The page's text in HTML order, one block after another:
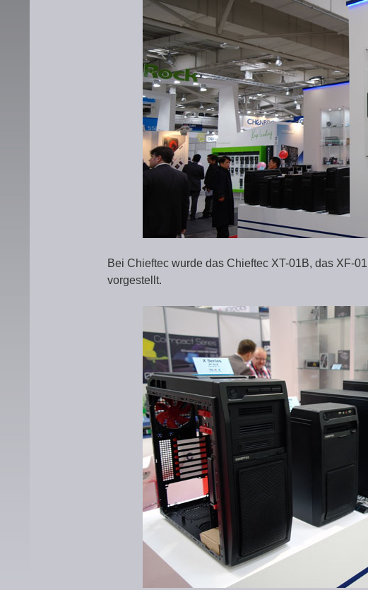
Bei Chieftec wurde das Chieftec XT-01B, das XF-
vorgestellt.